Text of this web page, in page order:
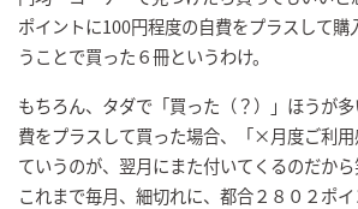
ポイントに100円程度の自費をプラスして
うことで買った６冊というわけ。
もちろん、タダで「買った（？）」ほうが
費をプラスして買った場合、「×月度ご利
ていうのが、翌月にまた付いてくるのだから
これまで毎月、細切れに、都合２８０２ポ